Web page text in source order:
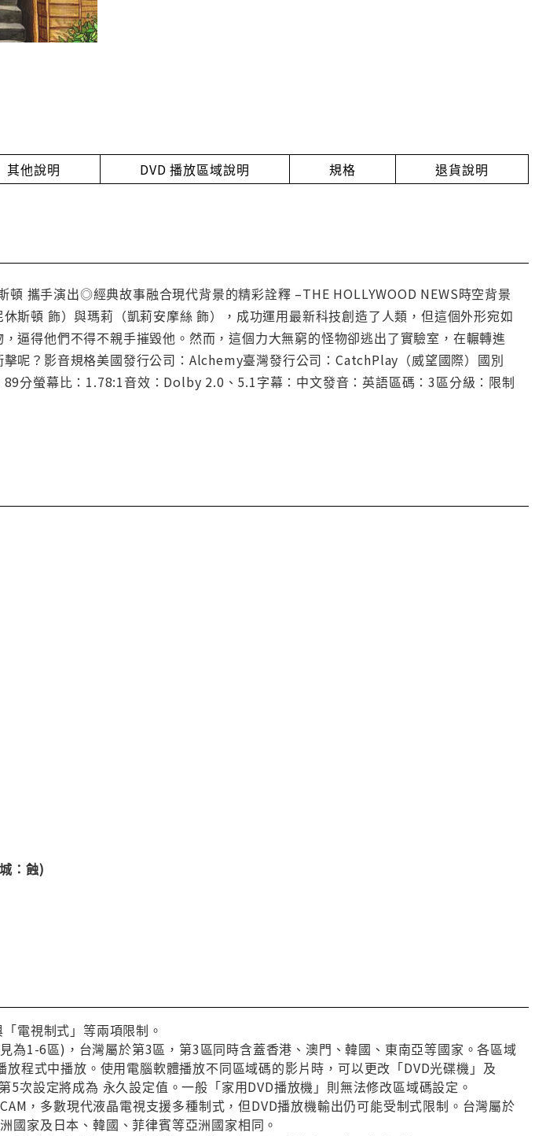
其他說明 DVD 播放區域說明 規格 退貨說明
攜手演出◎經典故事融合現代背景的精彩詮釋 –THE HOLLYWOOD NEWS時空背景
斯頓 飾）與瑪莉（凱莉安摩絲 飾），成功運用最新科技創造了人類，但這個外形宛如
逼得他們不得不親手摧毀他。然而，這個力大無窮的怪物卻逃出了實驗室，在輾轉進
呢？影音規格美國發行公司：Alchemy臺灣發行公司：CatchPlay（威望國際）國別
分螢幕比：1.78:1音效：Dolby 2.0、5.1字幕：中文發音：英語區碼：3區分級：限制
：蝕)
電視制式」等兩項限制。
為1-6區)，台灣屬於第3區，第3區同時含蓋香港、澳門、韓國、東南亞等國家。各區域
程式中播放。使用電腦軟體播放不同區域碼的影片時，可以更改「DVD光碟機」及
5次設定將成為 永久設定值。一般「家用DVD播放機」則無法修改區域碼設定。
，多數現代液晶電視支援多種制式，但DVD播放機輸出仍可能受制式限制。台灣屬於
國家及日本、韓國、菲律賓等亞洲國家相同。